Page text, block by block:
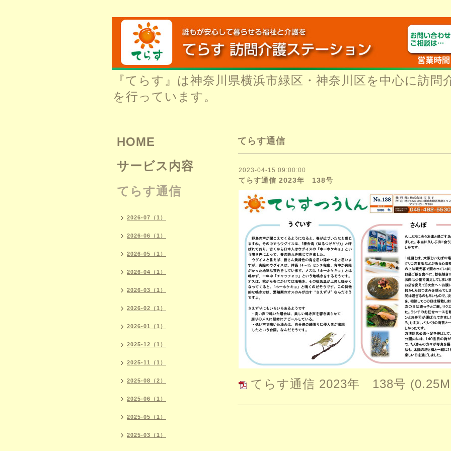
『てらす』は神奈川県横浜市緑区・神奈川区を中心に訪問
を行っています。
てらす通信
2023-04-15 09:00:00
てらす通信 2023年 138号
てらす通信 2023年 138号
HOME
サービス内容
てらす通信
2026-07（1）
2026-06（1）
2026-05（1）
2026-04（1）
2026-03（1）
2026-02（1）
2026-01（1）
2025-12（1）
2025-11（1）
2025-08（2）
2025-06（1）
2025-05（1）
2025-03（1）